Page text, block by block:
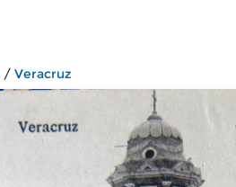
/ Veracruz